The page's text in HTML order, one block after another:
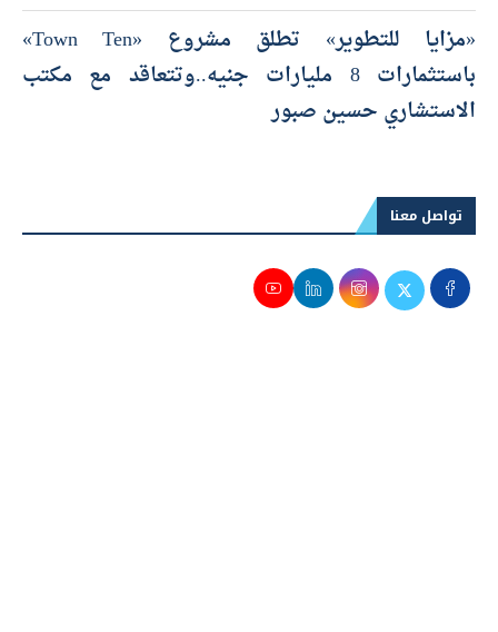
«مزايا للتطوير» تطلق مشروع «Town Ten»
باستثمارات 8 مليارات جنيه..وتتعاقد مع مكتب
الاستشاري حسين صبور
تواصل معنا